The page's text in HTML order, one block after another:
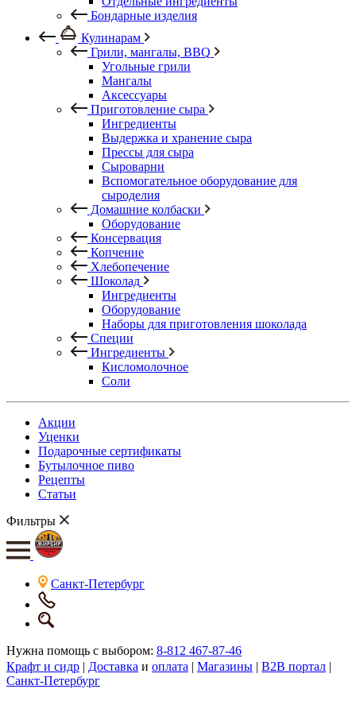
Бондарные изделия
Кулинарам
Грили, мангалы, BBQ
Угольные грили
Мангалы
Аксессуары
Приготовление сыра
Ингредиенты
Выдержка и хранение сыра
Прессы для сыра
Сыроварни
Вспомогательное оборудование для
сыроделия
Домашние колбаски
Оборудование
Консервация
Копчение
Хлебопечение
Шоколад
Ингредиенты
Оборудование
Наборы для приготовления шоколада
Специи
Ингредиенты
Кисломолочное
Соли
Акции
Уценки
Подарочные сертификаты
Бутылочное пиво
Рецепты
Статьи
Фильтры
Санкт-Петербург
Нужна помощь с выбором: 8-812 467-87-46
Крафт и сидр | Доставка и оплата | Магазины | B2B портал |
Санкт-Петербург